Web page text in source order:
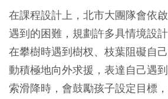
在課程設計上，北市大團隊會依
遇到的困難，規劃許多具情境設
在攀樹時遇到樹杈、枝葉阻礙自
動積極地向外求援，表達自己遇
索滑降時，會鼓勵孩子設定目標